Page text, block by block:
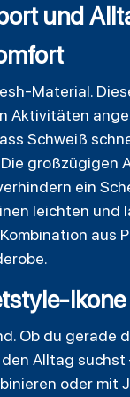
und
Material.
Aktivitäten
Schweiß
großzügigen
ein
leichten und
aus
Ikone
Ob du gerade
Alltag suchst
oder mit